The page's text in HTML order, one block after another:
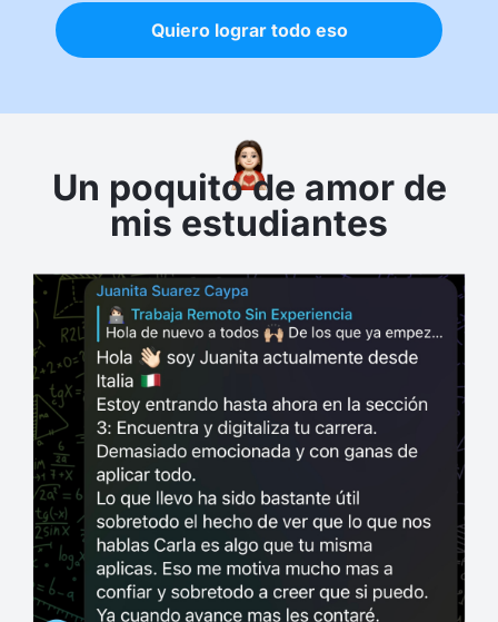
Quiero lograr todo eso
Un poquito de amor de
mis estudiantes